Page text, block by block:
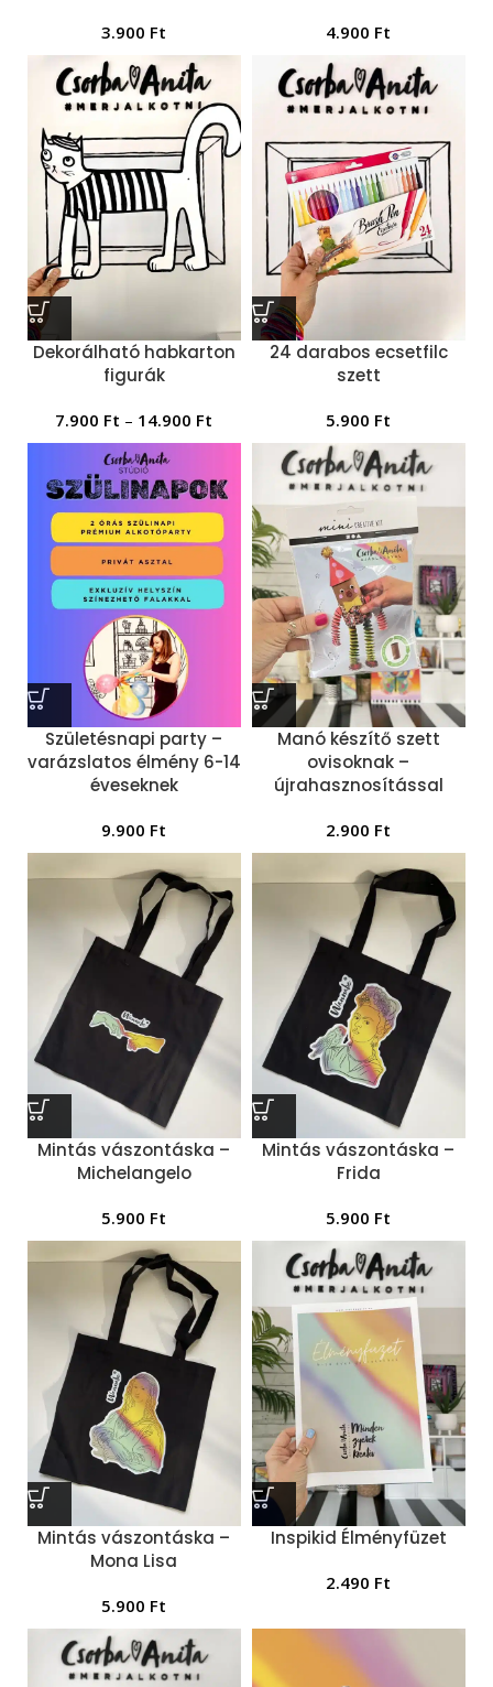
3.900 Ft 4.900 Ft
Dekorálható habkarton
figurák
7.900 Ft – 14.900 Ft
24 darabos ecsetfilc
szett
5.900 Ft
Születésnapi party –
varázslatos élmény 6-14
éveseknek
9.900 Ft
Manó készítő szett
ovisoknak –
újrahasznosítással
2.900 Ft
Mintás vászontáska –
Michelangelo
5.900 Ft
Mintás vászontáska –
Frida
5.900 Ft
Mintás vászontáska –
Mona Lisa
5.900 Ft
Inspikid Élményfüzet
2.490 Ft